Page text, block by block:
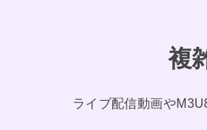
複
ライブ配信動画や